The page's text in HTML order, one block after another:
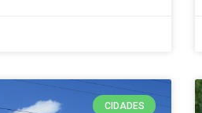
CIDADES